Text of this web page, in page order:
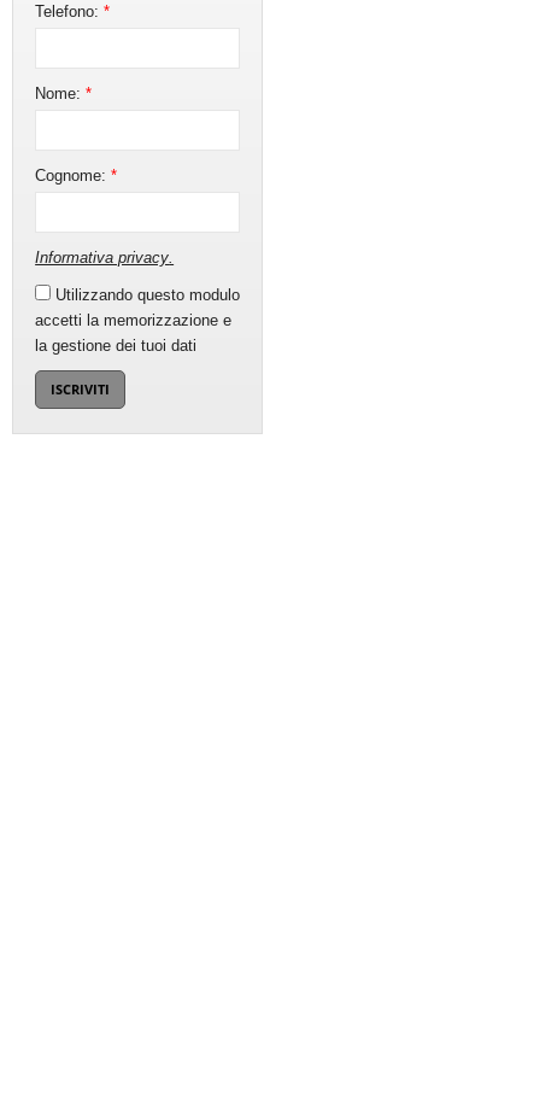
Telefono:*
Nome:*
Cognome:*
Informativa privacy
Utilizzando questo modulo
accetti la memorizzazione e
la gestione dei tuoi dati